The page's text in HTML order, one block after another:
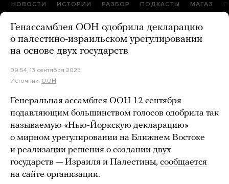
НОВОСТИ ИСТОРИИ РАЗБОР ПОДКАСТЫ МАГАЗ
Генассамблея ООН одобрила декларацию
о палестино-израильском урегулировании
на основе двух государств
09:54, 13 сентября 2025
Источник: ООН
Генеральная ассамблея ООН 12 сентября
подавляющим большинством голосов одобрила так
называемую «Нью-Йоркскую декларацию»
о мирном урегулировании на Ближнем Востоке
и реализации решения о создании двух
государств — Израиля и Палестины, сообщается
на сайте организации.